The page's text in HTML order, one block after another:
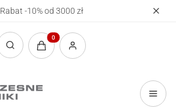
Rabat -10% od 3000 zł
Otwórz wyszukiwarkę
Produkty w koszyku: 0. Zobacz